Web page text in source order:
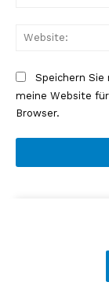
Speichern Sie
meine Website
Browser.